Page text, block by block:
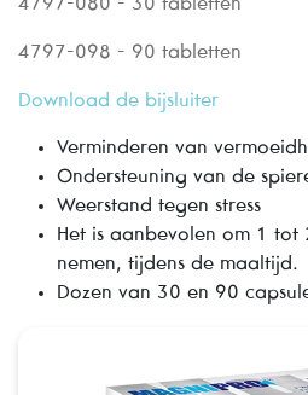
4797-080 - 30 tabletten
4797-098 - 90 tabletten
Download de bijsluiter
Verminderen van
Ondersteuning van de
Weerstand tegen stress
Het is aanbevolen om 1
nemen, tijdens de maaltijd.
Dozen van 30 en 90